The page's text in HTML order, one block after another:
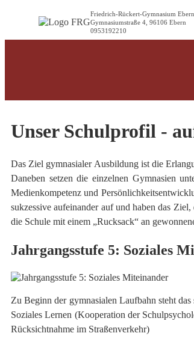
Friedrich-Rückert-Gymnasium Ebern
Gymnasiumstraße 4, 96106 Ebern
0953192210
Unser Schulprofil -
Das Ziel gymnasialer Ausbildung ist die
Daneben setzen die einzelnen Gymnasien
Medienkompetenz und
sukzessive aufeinander auf und haben das
die Schule mit einem „Rucksack“ an
Jahrgangsstufe 5: Soziales
Zu Beginn der gymnasialen Laufbahn steht
Soziales Lernen (Kooperation der
Rücksichtnahme im Straßenverkehr)